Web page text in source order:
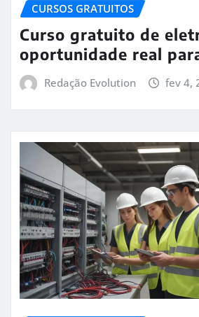
CURSOS GRATUITOS
Curso gratuito de
oportunidade real
Redação Evolution fev 4,